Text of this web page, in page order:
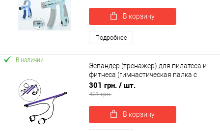
В корзину
Подробнее
В наличии
Эспандер (тренажер) для пилатеса и
фитнеса (гимнастическая палка с
эспандерами) OSPORT (MS 4675)
301 грн. / шт.
421 грн.
В корзину